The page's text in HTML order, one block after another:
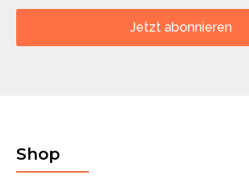
Jetzt abonnieren
Shop